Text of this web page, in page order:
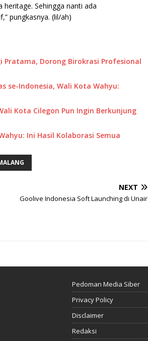
heritage. Sehingga nanti ada
pungkasnya. (lil/ah)
Dorong Birokrasi Profesional
se-Indonesia, Wali Kota Wahyu:
Kota Cilegon Pun Ingin Berkunjung
Ini Hasil Kolaborasi Semua
NEXT
Goolive Indonesia Soft Launching di Unair
Pedoman Media Siber
Privacy Policy
Disclaimer
Redaksi